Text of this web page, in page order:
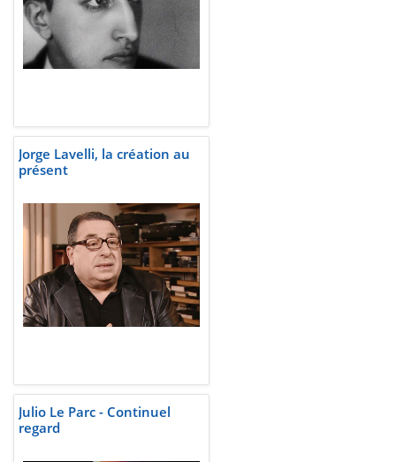
Jorge Lavelli, la création au
présent
Julio Le Parc - Continuel
regard